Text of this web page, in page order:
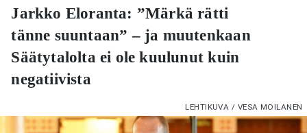
Jarkko Eloranta: ”Märkä rätti
tänne suuntaan” – ja muutenkaan
Säätytalolta ei ole kuulunut kuin
negatiivista
LEHTIKUVA / VESA MOILANEN